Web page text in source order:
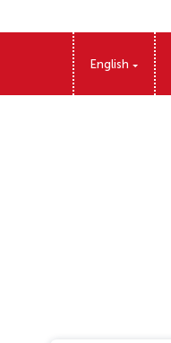
English